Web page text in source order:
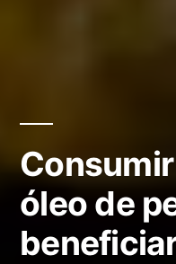
óleo de